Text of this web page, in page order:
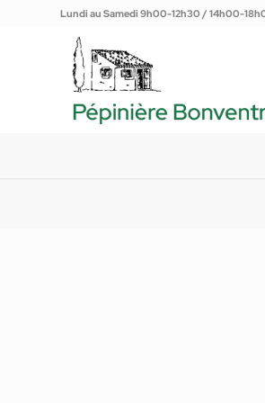
Lundi au Samedi 9h00-12h30 / 14h00-